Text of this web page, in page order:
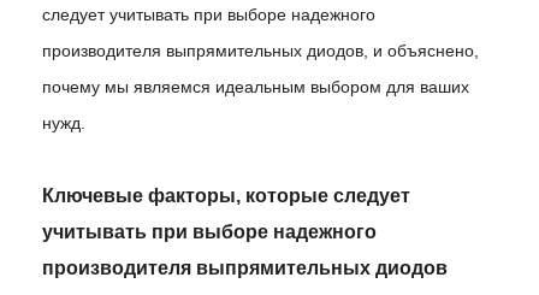
следует учитывать при выборе надежного
производителя выпрямительных диодов, и объяснено,
почему мы являемся идеальным выбором для ваших
нужд.
Ключевые факторы, которые следует
учитывать при выборе надежного
производителя выпрямительных диодов